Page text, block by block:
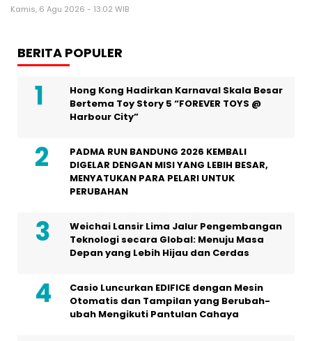
Kamis, 6 Agu 2026 - 13:02 WIB
BERITA POPULER
Hong Kong Hadirkan Karnaval Skala Besar
Bertema Toy Story 5 “FOREVER TOYS @
Harbour City”
PADMA RUN BANDUNG 2026 KEMBALI
DIGELAR DENGAN MISI YANG LEBIH BESAR,
MENYATUKAN PARA PELARI UNTUK
PERUBAHAN
Weichai Lansir Lima Jalur Pengembangan
Teknologi secara Global: Menuju Masa
Depan yang Lebih Hijau dan Cerdas
Casio Luncurkan EDIFICE dengan Mesin
Otomatis dan Tampilan yang Berubah-
ubah Mengikuti Pantulan Cahaya